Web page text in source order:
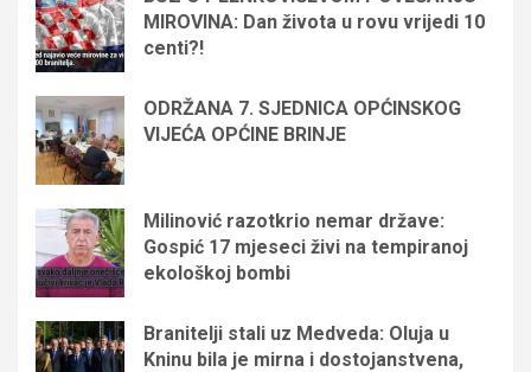
MIROVINA: Dan života u rovu vrijedi 10
centi?!
ODRŽANA 7. SJEDNICA OPĆINSKOG
VIJEĆA OPĆINE BRINJE
Milinović razotkrio nemar države:
Gospić 17 mjeseci živi na tempiranoj
ekološkoj bombi
Branitelji stali uz Medveda: Oluja u
Kninu bila je mirna i dostojanstvena,